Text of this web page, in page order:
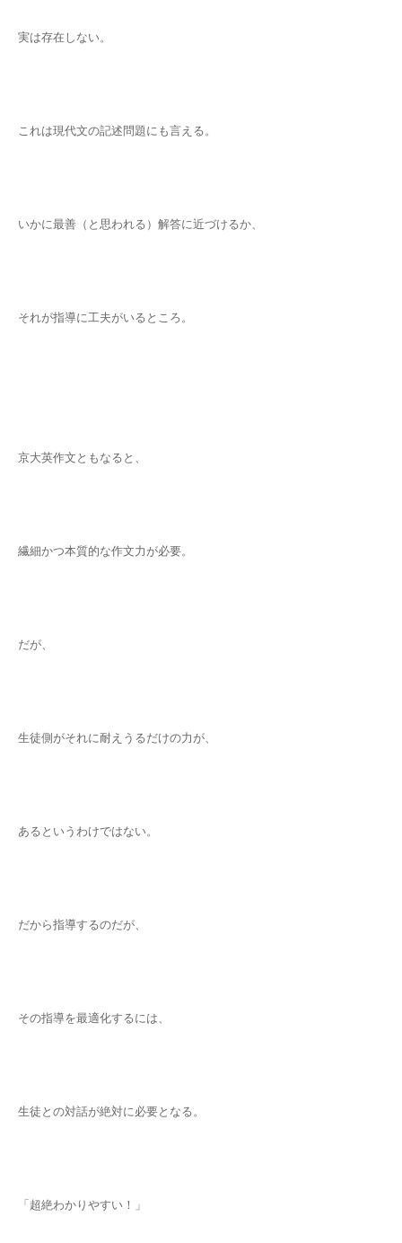
実は存在しない。
これは現代文の記述問題にも言える。
いかに最善（と思われる）解答に近づけるか、
それが指導に工夫がいるところ。
京大英作文ともなると、
繊細かつ本質的な作文力が必要。
だが、
生徒側がそれに耐えうるだけの力が、
あるというわけではない。
だから指導するのだが、
その指導を最適化するには、
生徒との対話が絶対に必要となる。
「超絶わかりやすい！」